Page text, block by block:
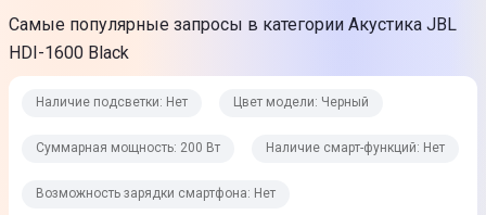
85 дБ
HI-RES AUDIO
Нет
Эквалайзер
Самые популярные запросы в категории Акустика JBL
HDI-1600 Black
Наличие подсветки: Нет Цвет модели: Черный
Суммарная мощность: 200 Вт Наличие смарт-функций: Нет
Возможность зарядки смартфона: Нет